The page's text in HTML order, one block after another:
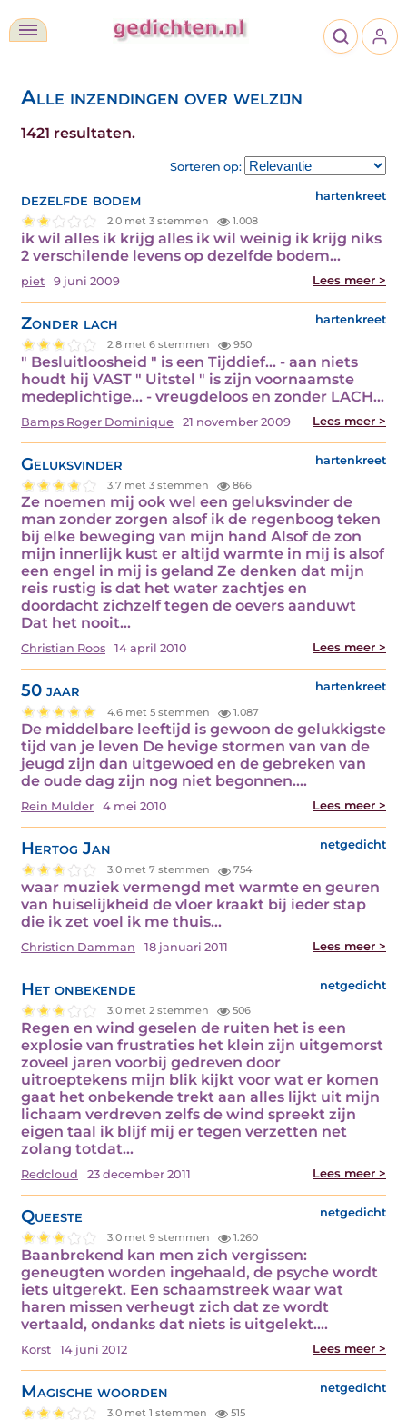
Alle inzendingen over welzijn
1421 resultaten.
Sorteren op:
dezelfde bodem hartenkreet
2.0 met 3 stemmen 1.008
ik wil alles ik krijg alles ik wil weinig ik krijg niks
2 verschilende levens op dezelfde bodem…
piet 9 juni 2009 Lees meer >
Zonder lach hartenkreet
2.8 met 6 stemmen 950
" Besluitloosheid " is een Tijddief... - aan niets
houdt hij VAST " Uitstel " is zijn voornaamste
medeplichtige... - vreugdeloos en zonder LACH…
Bamps Roger Dominique 21 november 2009 Lees meer >
Geluksvinder hartenkreet
3.7 met 3 stemmen 866
Ze noemen mij ook wel een geluksvinder de
man zonder zorgen alsof ik de regenboog teken
bij elke beweging van mijn hand Alsof de zon
mijn innerlijk kust er altijd warmte in mij is alsof
een engel in mij is geland Ze denken dat mijn
reis rustig is dat het water zachtjes en
doordacht zichzelf tegen de oevers aanduwt
Dat het nooit…
Christian Roos 14 april 2010 Lees meer >
50 jaar hartenkreet
4.6 met 5 stemmen 1.087
De middelbare leeftijd is gewoon de gelukkigste
tijd van je leven De hevige stormen van van de
jeugd zijn dan uitgewoed en de gebreken van
de oude dag zijn nog niet begonnen.…
Rein Mulder 4 mei 2010 Lees meer >
Hertog Jan netgedicht
3.0 met 7 stemmen 754
waar muziek vermengd met warmte en geuren
van huiselijkheid de vloer kraakt bij ieder stap
die ik zet voel ik me thuis…
Christien Damman 18 januari 2011 Lees meer >
Het onbekende netgedicht
3.0 met 2 stemmen 506
Regen en wind geselen de ruiten het is een
explosie van frustraties het klein zijn uitgemorst
zoveel jaren voorbij gedreven door
uitroeptekens mijn blik kijkt voor wat er komen
gaat het onbekende trekt aan alles lijkt uit mijn
lichaam verdreven zelfs de wind spreekt zijn
eigen taal ik blijf mij er tegen verzetten net
zolang totdat…
Redcloud 23 december 2011 Lees meer >
Queeste netgedicht
3.0 met 9 stemmen 1.260
Baanbrekend kan men zich vergissen:
geneugten worden ingehaald, de psyche wordt
iets uitgerekt. Een schaamstreek waar wat
haren missen verheugt zich dat ze wordt
vertaald, ondanks dat niets is uitgelekt.…
Korst 14 juni 2012 Lees meer >
Magische woorden netgedicht
3.0 met 1 stemmen 515